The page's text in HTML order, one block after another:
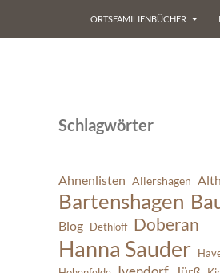
ORTSFAMILIENBÜCHER
Schlagwörter
Ahnenlisten Allershagen
Bartenshagen
Blog Dethloff Doberan
Hanna Sauder